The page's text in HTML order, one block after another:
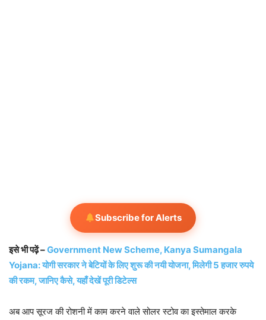
Subscribe for Alerts
इसे भी पढ़ें –Government New Scheme, Kanya Sumangala
Yojana: योगी सरकार ने बेटियों के लिए शुरू की नयी योजना, मिलेगी 5 हजार रुपये
की रकम, जानिए कैसे, यहाँ देखें पूरी डिटेल्स
अब आप सूरज की रोशनी में काम करने वाले सोलर स्टोव का इस्तेमाल करके